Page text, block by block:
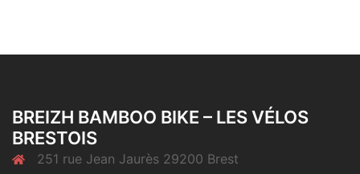
BREIZH BAMBOO BIKE – LES VÉLOS
BRESTOIS
251 rue Jean Jaurès 29200 Brest